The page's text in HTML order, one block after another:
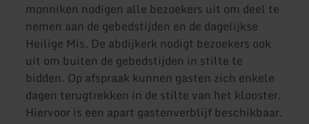
monniken nodigen alle bezoekers uit om deel te
nemen aan de gebedstijden en de dagelijkse
Heilige Mis. De abdijkerk nodigt bezoekers ook
uit om buiten de gebedstijden in stilte te
bidden. Op afspraak kunnen gasten zich enkele
dagen terugtrekken in de stilte van het klooster.
Hiervoor is een apart gastenverblijf beschikbaar.